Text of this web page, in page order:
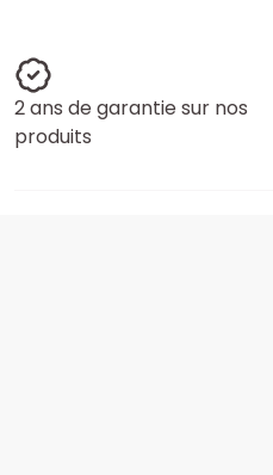
2 ans de garantie sur nos
produits